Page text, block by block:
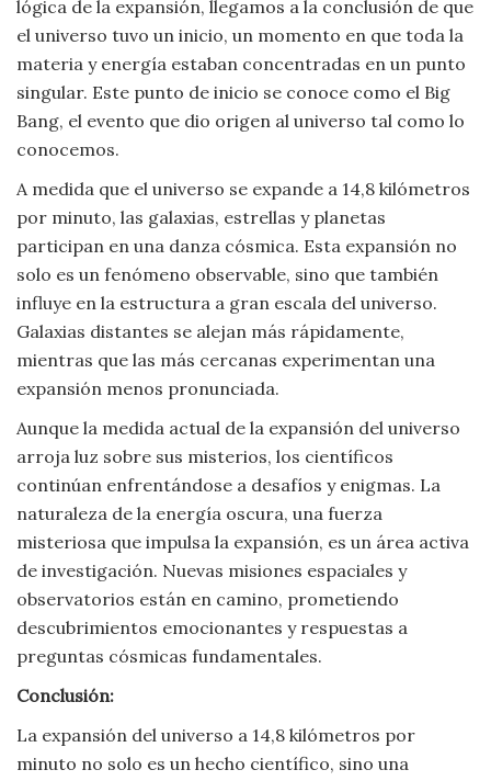
lógica de la expansión, llegamos a la conclusión de que
el universo tuvo un inicio, un momento en que toda la
materia y energía estaban concentradas en un punto
singular. Este punto de inicio se conoce como el Big
Bang, el evento que dio origen al universo tal como lo
conocemos.
A medida que el universo se expande a 14,8 kilómetros
por minuto, las galaxias, estrellas y planetas
participan en una danza cósmica. Esta expansión no
solo es un fenómeno observable, sino que también
influye en la estructura a gran escala del universo.
Galaxias distantes se alejan más rápidamente,
mientras que las más cercanas experimentan una
expansión menos pronunciada.
Aunque la medida actual de la expansión del universo
arroja luz sobre sus misterios, los científicos
continúan enfrentándose a desafíos y enigmas. La
naturaleza de la energía oscura, una fuerza
misteriosa que impulsa la expansión, es un área activa
de investigación. Nuevas misiones espaciales y
observatorios están en camino, prometiendo
descubrimientos emocionantes y respuestas a
preguntas cósmicas fundamentales.
Conclusión:
La expansión del universo a 14,8 kilómetros por
minuto no solo es un hecho científico, sino una